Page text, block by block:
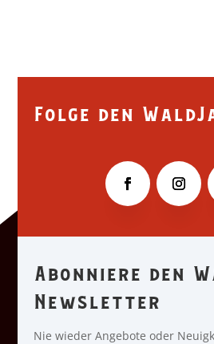
Folge den
Abonniere den
Newsletter
Nie wieder Angebote oder